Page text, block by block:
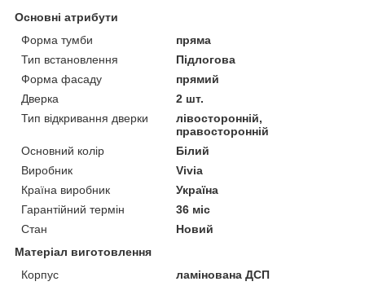
Основні атрибути
Форма тумби
пряма
Тип встановлення
Підлогова
Форма фасаду
прямий
Дверка
2 шт.
Тип відкривання дверки
лівосторонній,
правосторонній
Основний колір
Білий
Виробник
Vivia
Країна виробник
Україна
Гарантійний термін
36 міс
Стан
Новий
Матеріал виготовлення
Корпус
ламінована ДСП